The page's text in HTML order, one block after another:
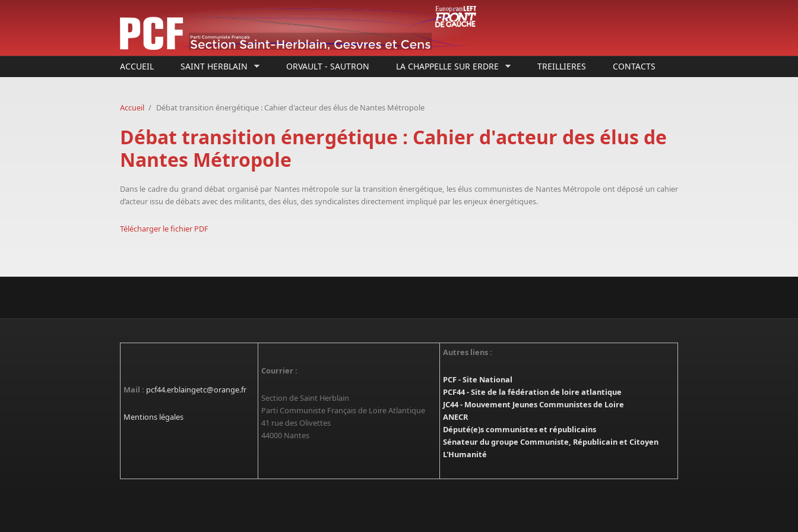
ACCUEIL SAINT HERBLAIN ORVAULT - SAUTRON LA CHAPPELLE SUR ERDRE TREILLIERES CONTACTS
Accueil / Débat transition énergétique : Cahier d'acteur des élus de Nantes Métropole
Débat transition énergétique : Cahier d'acteur des élus de
Nantes Métropole
Dans le cadre du grand débat organisé par Nantes métropole sur la transition énergétique, les élus communistes de Nantes Métropole ont déposé un cahier
d’acteur issu de débats avec des militants, des élus, des syndicalistes directement impliqué par les enjeux énergétiques.
Télécharger le fichier PDF
Mail : pcf44.erblaingetc@orange.fr
Mentions légales
Courrier :
Section de Saint Herblain
Parti Communiste Français de Loire Atlantique
41 rue des Olivettes
44000 Nantes
Autres liens :
PCF - Site National
PCF44 - Site de la fédération de loire atlantique
JC44 - Mouvement Jeunes Communistes de Loire
ANECR
Député(e)s communistes et républicains
Sénateur du groupe Communiste, Républicain et Citoyen
L'Humanité